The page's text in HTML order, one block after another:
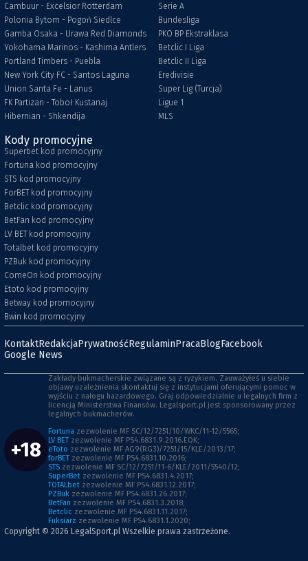
Cambuur - Excelsior Rotterdam
Polonia Bytom - Pogoń Siedlce
Gamba Osaka - Urawa Red Diamonds
Yokohama Marinos - Kashima Antlers
Portland Timbers - Puebla
New York City FC - Santos Laguna
Union Santa Fe - Lanus
FK Partizan - Toboł Kustanaj
Hibernian - Shkendija
Serie A
Bundesliga
PKO BP Ekstraklasa
Betclic I Liga
Betclic II Liga
Eredivisie
Super Lig (Turcja)
Ligue 1
MLS
Kody promocyjne
Superbet kod promocyjny
Fortuna kod promocyjny
STS kod promocyjny
ForBET kod promocyjny
Betclic kod promocyjny
BetFan kod promocyjny
LV BET kod promocyjny
Totalbet kod promocyjny
PZBuk kod promocyjny
ComeOn kod promocyjny
Etoto kod promocyjny
Betway kod promocyjny
Bwin kod promocyjny
KontaktRedakcjaPrywatnośćRegulaminPracaBlogFacebook
Google News
+18
Zakłady bukmacherskie związane są z ryzykiem. Zauważyłeś u siebie
objawy uzależnienia skontaktuj się z instytucjami oferującymi pomoc w
wyjściu z nałogu hazardowego. Graj odpowiedzialnie u legalnych firm z
licencją Ministerstwa Finansów. Legalsport.pl jest sponsorowany przez
legalnych bukmacherów.
Fortuna zezwolenie MF SC/12/7251/10/WKC/11-12/5565;
LV BET zezwolenie MF PS4.6831.9.2016.EQK;
eToto zezwolenie MF AG9(RG3)/7251/15/KLE/2013/17;
forBET zezwolenie MF PS4.6831.10.2016;
STS zezwolenie MF SC/12/7251/11-6/KLE/2011/5540/12;
SuperBet zezwolenie MF PS4.6831.4.2017;
TOTALbet zezwolenie MF PS4.6831.12.2017;
PZBuk zezwolenie MF PS4.6831.26.2017;
BetFan zezwolenie MF PS4.6831.3.2018;
Betclic zezwolenie MF PS4.6831.11.2017;
Fuksiarz zezwolenie MF PS4.6831.1.2020;
Copyright © 2026 LegalSport.pl Wszelkie prawa zastrzeżone.